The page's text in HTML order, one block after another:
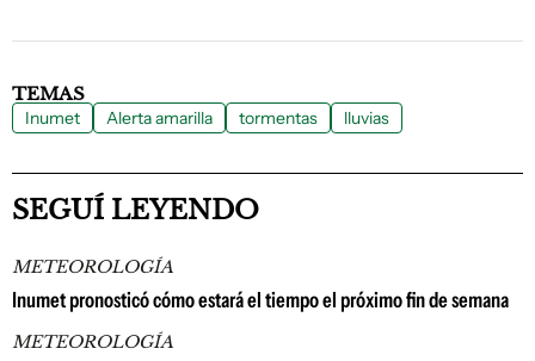
TEMAS
Inumet Alerta amarilla tormentas lluvias
SEGUÍ LEYENDO
METEOROLOGÍA
Inumet pronosticó cómo estará el tiempo el próximo fin de semana
METEOROLOGÍA